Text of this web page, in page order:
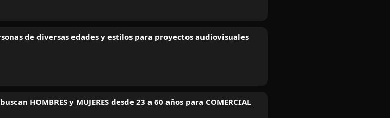
de diversas edades y estilos para proyectos audiovisuales
HOMBRES y MUJERES desde 23 a 60 años para COMERCIAL